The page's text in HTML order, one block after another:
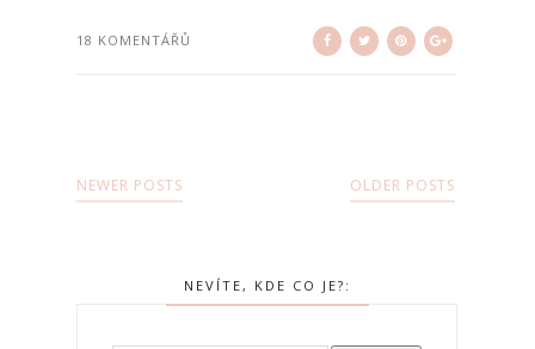
18 KOMENTÁŘŮ
NEWER POSTS OLDER POSTS
NEVÍTE, KDE CO JE?: